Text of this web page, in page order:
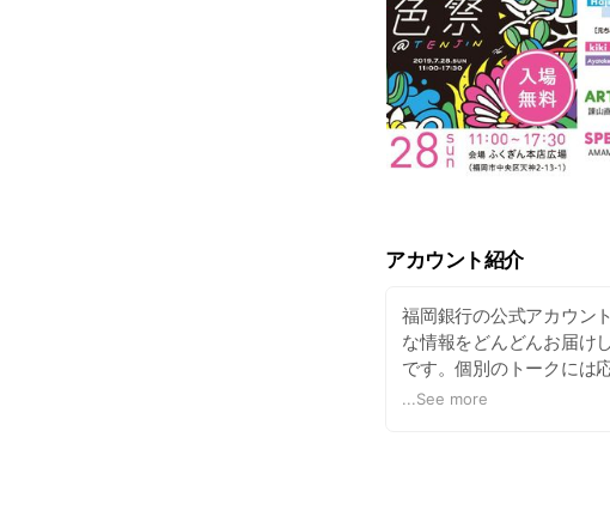
アカウント紹介
福岡銀行の公式アカウン
な情報をどんどんお届け
です。個別のトークには
のソーシャルメディア利
...See more